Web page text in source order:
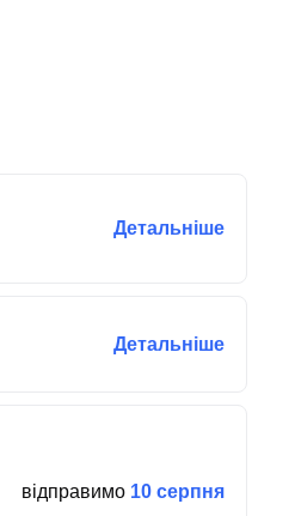
Детальніше
Детальніше
відправимо 10 серпня